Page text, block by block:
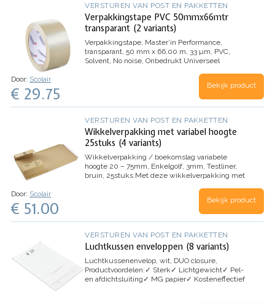
VERSTUREN VAN POST EN PAKKETTEN
Verpakkingstape PVC 50mmx66mtr
transparant (2 variants)
Verpakkingstape, Master’in Performance,
transparant, 50 mm x 66.00 m, 33 µm, PVC,
Solvent, No noise, Onbedrukt Universeel
Het kenmerk van deze tape is dat het
onmiddellijk aan al uw verpakkingen hecht door
de hoge kleefkrachteigenschappen.
Productvoordelen:– Goed bestand tegen
temperatuurschommelingen. – Rolt geruisloos af
– Soepel en elastisch
Door: Scolair
€ 29.75 Bekijk product
VERSTUREN VAN POST EN PAKKETTEN
Wikkelverpakking met variabel hoogte
25stuks (4 variants)
Wikkelverpakking / boekomslag variabele
hoogte 20 – 75mm, Enkelgolf, 3mm, Testliner,
bruin, 25stuks Met deze wikkelverpakking met
gemakkelijk verzenden dankzij de zelfklevende
sluiting en scheurstrip. Het is een ideale
oplossing voor een groot aantal formaten.
Productvoordelen:– Rondom randbescherming–
100% recycleerbaar Toepassingen: Boeken,
catalogi, brochures etc.
Door: Scolair
€ 51.00 Bekijk product
VERSTUREN VAN POST EN PAKKETTEN
Luchtkussen enveloppen (8 variants)
Luchtkussenenvelop, wit, DUO closure,
Productvoordelen: ✓ Sterk✓ Lichtgewicht✓ Pel-
en afdichtsluiting ✓ MG papier✓ Kosteneffectief